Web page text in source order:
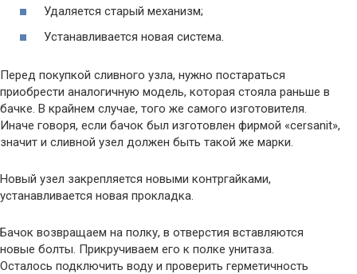
Удаляется старый механизм;
Устанавливается новая система.
Перед покупкой сливного узла, нужно постараться
приобрести аналогичную модель, которая стояла раньше в
бачке. В крайнем случае, того же самого изготовителя.
Иначе говоря, если бачок был изготовлен фирмой «cersanit»,
значит и сливной узел должен быть такой же марки.
Новый узел закрепляется новыми контргайками,
устанавливается новая прокладка.
Бачок возвращаем на полку, в отверстия вставляются
новые болты. Прикручиваем его к полке унитаза.
Осталось подключить воду и проверить герметичность